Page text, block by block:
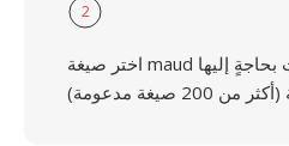
2
اختر صيغة maud أو أية صيغة أخرى أنت بحاجةٍ إليها
200 صيغة مدعومة)